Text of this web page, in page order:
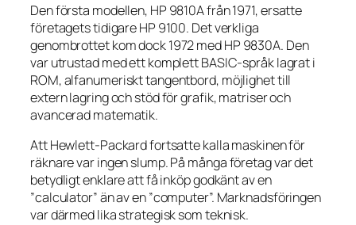
Den första modellen, HP 9810A från 1971, ersatte
företagets tidigare HP 9100. Det verkliga
genombrottet kom dock 1972 med HP 9830A. Den
var utrustad med ett komplett BASIC-språk lagrat i
ROM, alfanumeriskt tangentbord, möjlighet till
extern lagring och stöd för grafik, matriser och
avancerad matematik.
Att Hewlett-Packard fortsatte kalla maskinen för
räknare var ingen slump. På många företag var det
betydligt enklare att få inköp godkänt av en
”calculator” än av en ”computer”. Marknadsföringen
var därmed lika strategisk som teknisk.